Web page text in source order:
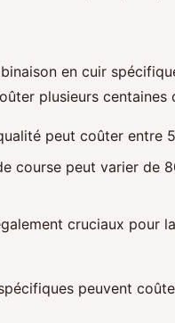
en cuir
plusieurs centaines
peut coûter entre
course peut varier de
cruciaux pour
peuvent